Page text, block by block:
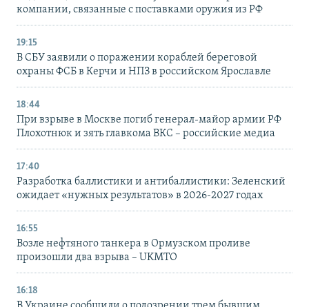
компании, связанные с поставками оружия из РФ
19:15
В СБУ заявили о поражении кораблей береговой
охраны ФСБ в Керчи и НПЗ в российском Ярославле
18:44
При взрыве в Москве погиб генерал-майор армии РФ
Плохотнюк и зять главкома ВКС – российские медиа
17:40
Разработка баллистики и антибаллистики: Зеленский
ожидает «нужных результатов» в 2026-2027 годах
16:55
Возле нефтяного танкера в Ормузском проливе
произошли два взрыва – UKMTO
16:18